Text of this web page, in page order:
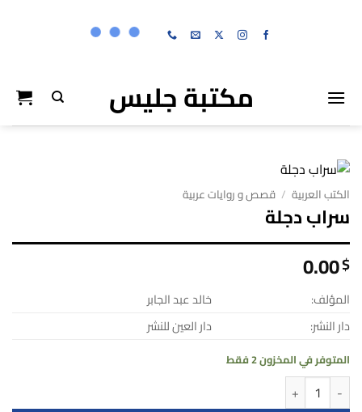
مكتبة جليس
الكتب العربية / قصص و روايات عربية
سراب دجلة
0.00$
المؤلف:
خالد عبد الجابر
دار النشر:
دار العين للنشر
المتوفر في المخزون 2 فقط
كمية سراب دجلة